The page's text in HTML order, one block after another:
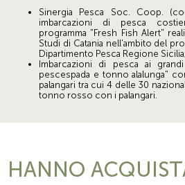
Sinergia Pesca Soc. Coop.
imbarcazioni di pesca
programma "Fresh Fish Alert"
Studi di Catania nell'ambito del
Dipartimento Pesca Regione Sicilia;
Imbarcazioni di pesca ai
pescespada e tonno alalunga"
palangari tra cui 4 delle 30
tonno rosso con i palangari.
HANNO